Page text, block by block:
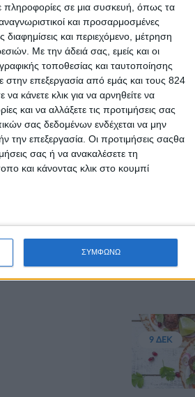
πληροφορίες σε μια συσκευή, όπως τα
και προσαρμοσμένες
και περιεχόμενο, μέτρηση
Με την άδειά σας, εμείς και οι
τοποθεσίας και ταυτοποίησης
επεξεργασία από εμάς και τους 824
κάνετε κλικ για να αρνηθείτε να
και να αλλάξετε τις προτιμήσεις σας
σας δεδομένων ενδέχεται να μην
την επεξεργασία. Οι προτιμήσεις σαςθα
σας ή να ανακαλέσετε τη
και κάνοντας κλικ στο κουμπί
ΣΥΜΦΩΝΩ
που
με το
Ισορροπημένη
& lifestyle
trends”:
Υγεία,
και
9 ΔΕΚ